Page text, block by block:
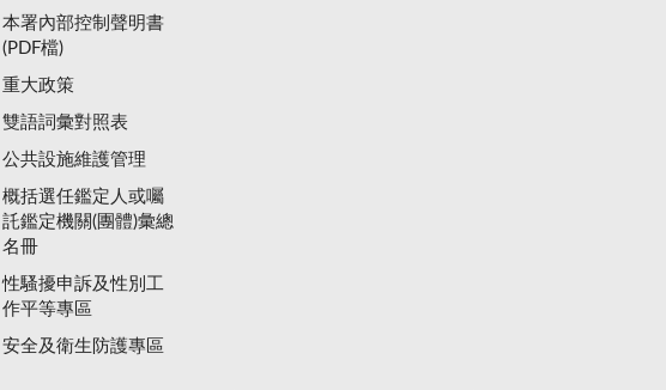
本署內部控制聲明書
(PDF檔)
重大政策
雙語詞彙對照表
公共設施維護管理
概括選任鑑定人或囑
託鑑定機關(團體)彙總
名冊
性騷擾申訴及性別工
作平等專區
安全及衛生防護專區